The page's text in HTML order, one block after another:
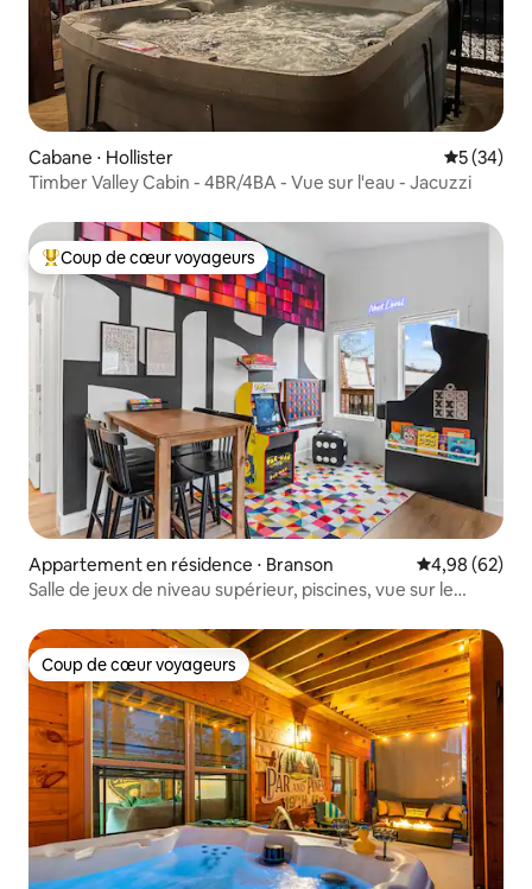
Cabane ⋅ Hollister
5 (34)
Timber Valley Cabin - 4BR/4BA - Vue sur l'eau - Jacuzzi
Coups de cœur voyageurs les plus appréciés
Coup de cœur voyageurs
Appartement en résidence ⋅ Branson Évaluation
4,98 (62)
Salle de jeux de niveau supérieur, piscines, vue sur le
Coup de cœur voyageurs
Coup de cœur voyageurs